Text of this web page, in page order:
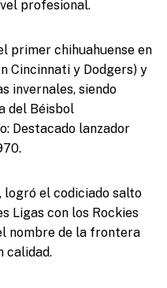
profesional.
primer chihuahuense en
Cincinnati y Dodgers) y
invernales, siendo
del Béisbol
Destacado lanzador
el codiciado salto
Ligas con los Rockies
nombre de la frontera
calidad.